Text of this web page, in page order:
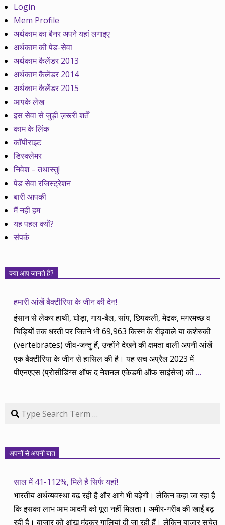
Login
Mem Profile
अर्थकाम का बैनर अपने यहां लगाइए
अर्थकाम की पेड-सेवा
अर्थकाम कैलेंडर 2013
अर्थकाम कैलेंडर 2014
अर्थकाम कैलेेंडर 2015
आपके लेख
इस सेवा से जुड़ी ज़रूरी शर्तें
काम के लिंक
कॉपीराइट
डिस्क्लेमर
निवेश – तथास्तु!
पेड सेवा रजिस्ट्रेशन
बारी आपकी
मैं नहीं हम
यह पहल क्यों?
संपर्क
क्या आप जानते हैं?
हमारी आंखें बैक्टीरिया के जीन की देन!
इंसान से लेकर हाथी, घोड़ा, गाय-बैल, सांप, छिपकली, मेढक, मगरमच्छ व
चिड़ियों तक धरती पर जितने भी 69,963 किस्म के रीढ़वाले या कशेरुकी
(vertebrates) जीव-जन्तु हैं, उन्होंने देखने की क्षमता वाली अपनी आंखें
एक बैक्टीरिया के जीन से हासिल की है। यह सच अप्रैल 2023 में
पीएनएएस (प्रोसीडिंग्स ऑफ द नेशनल एकेडमी ऑफ साइंसेज) की…
Search
अपनों से अपनी बात
साल में 41-112%, मिले है सिर्फ यहां!
भारतीय अर्थव्यवस्था बढ़ रही है और आगे भी बढ़ेगी। लेकिन कहा जा रहा है
कि इसका लाभ आम आदमी को पूरा नहीं मिलता। अमीर-गरीब की खाईं बढ़
रही है। बाज़ार को आंख मूंदकर गालियां दी जा रही हैं। लेकिन बाज़ार सचेत